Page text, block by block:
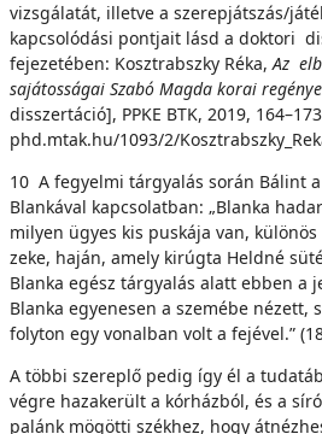
vizsgálatát, illetve a szerepjátszás/
kapcsolódási pontjait lásd a doktori
fejezetében: Kosztrabszky Réka,Az
sajátosságai Szabó Magda korai
disszertáció], PPKE BTK, 2019,
phd.mtak.hu/1093/2/
10 A fegyelmi tárgyalás során Bálint
Blankával kapcsolatban: „Blanka
milyen ügyes kis puskája van,
zeke, haján, amely kirúgta Heldné
Blanka egész tárgyalás alatt ebben a
Blanka egyenesen a szemébe nézett,
folyton egy vonalban volt a fejével.”
A többi szereplő pedig így él a
végre hazakerült a kórházból, és a
palánk mögötti székhez, hogy